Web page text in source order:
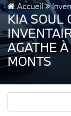
Accueil
KIA SOUL
AGATHE
MONTS